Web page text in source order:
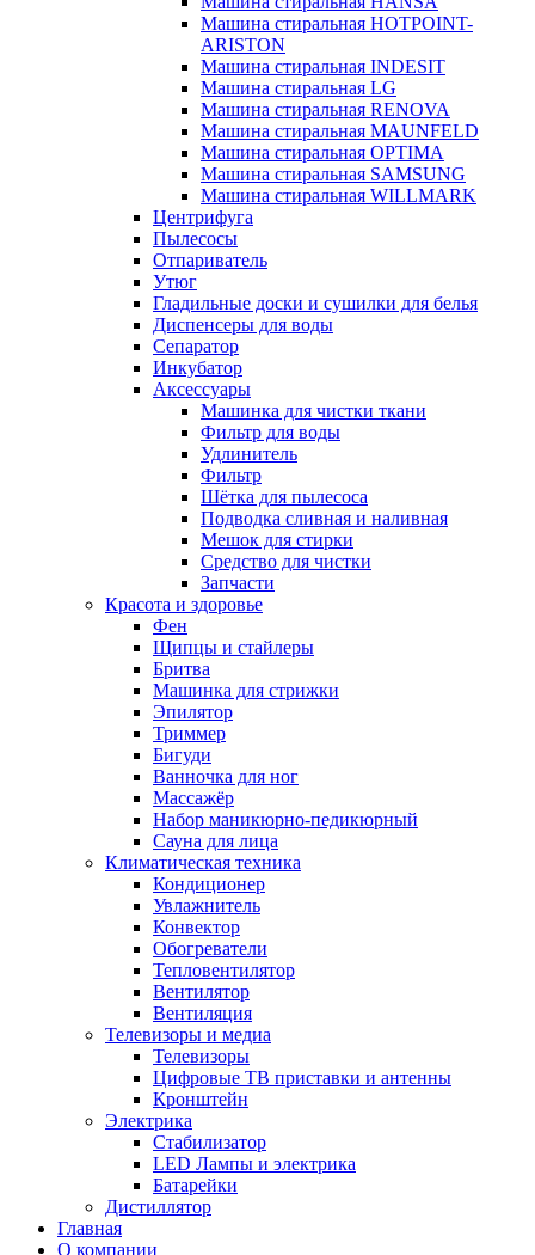
Машина стиральная HOTPOINT-
ARISTON
Машина стиральная INDESIT
Машина стиральная LG
Машина стиральная RENOVA
Машина стиральная MAUNFELD
Машина стиральная OPTIMA
Машина стиральная SAMSUNG
Машина стиральная WILLMARK
Центрифуга
Пылесосы
Отпариватель
Утюг
Гладильные доски и сушилки для белья
Диспенсеры для воды
Сепаратор
Инкубатор
Аксессуары
Машинка для чистки ткани
Фильтр для воды
Удлинитель
Фильтр
Шётка для пылесоса
Подводка сливная и наливная
Мешок для стирки
Средство для чистки
Запчасти
Красота и здоровье
Фен
Щипцы и стайлеры
Бритва
Машинка для стрижки
Эпилятор
Триммер
Бигуди
Ванночка для ног
Массажёр
Набор маникюрно-педикюрный
Сауна для лица
Климатическая техника
Кондиционер
Увлажнитель
Конвектор
Обогреватели
Тепловентилятор
Вентилятор
Вентиляция
Телевизоры и медиа
Телевизоры
Цифровые ТВ приставки и антенны
Кронштейн
Электрика
Стабилизатор
LED Лампы и электрика
Батарейки
Дистиллятор
Главная
О компании